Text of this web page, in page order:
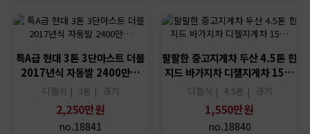
특A급 현대 3톤 3단마스트 더블
2017년식 자동발 2400만…
디젤식 | 3톤 | 경기
2,250만원
no.18841
팔팔한 중고지게차 두산 4.5톤 힌
지드 바가지차 디젤지게차 15…
디젤식 | 4.5톤 | 경기
1,550만원
no.18840